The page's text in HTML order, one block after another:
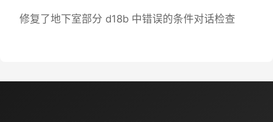
修复了地下室部分 d18b 中错误的条件对话检查